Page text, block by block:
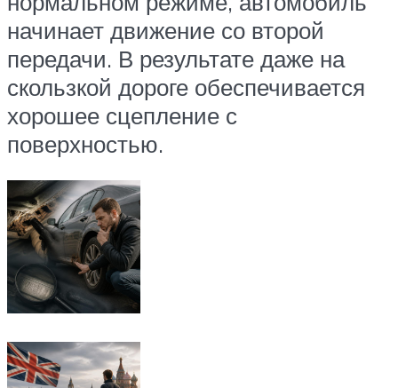
начинает движение со второй
передачи. В результате даже на
скользкой дороге обеспечивается
хорошее сцепление с
поверхностью.